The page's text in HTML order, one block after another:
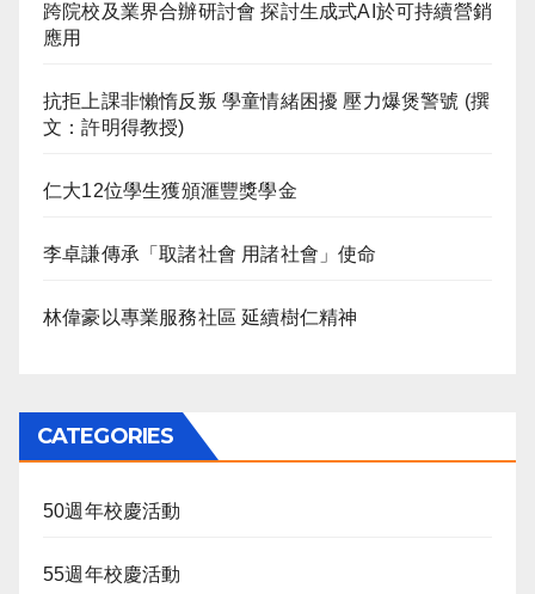
跨院校及業界合辦研討會 探討生成式AI於可持續營銷
應用
抗拒上課非懶惰反叛 學童情緒困擾 壓力爆煲警號 (撰
文：許明得教授)
仁大12位學生獲頒滙豐獎學金
李卓謙傳承「取諸社會 用諸社會」使命
林偉豪以專業服務社區 延續樹仁精神
CATEGORIES
50週年校慶活動
55週年校慶活動